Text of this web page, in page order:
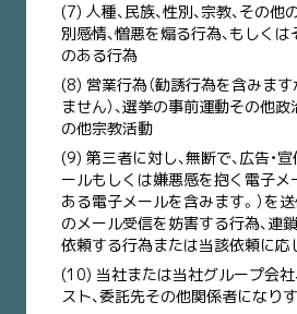
(7) 人種、民族、性別、宗教、その他
別感情、憎悪を煽る行為、もしく
のある行為
(8) 営業行為（勧誘行為を含みます
ません）、選挙の事前運動その他
の他宗教活動
(9) 第三者に対し、無断で、広告・
ールもしくは嫌悪感を抱く電子メ
ある電子メールを含みます。）を
のメール受信を妨害する行為、連
依頼する行為または当該依頼に応
(10) 当社または当社グループ会社
スト、委託先その他関係者になり